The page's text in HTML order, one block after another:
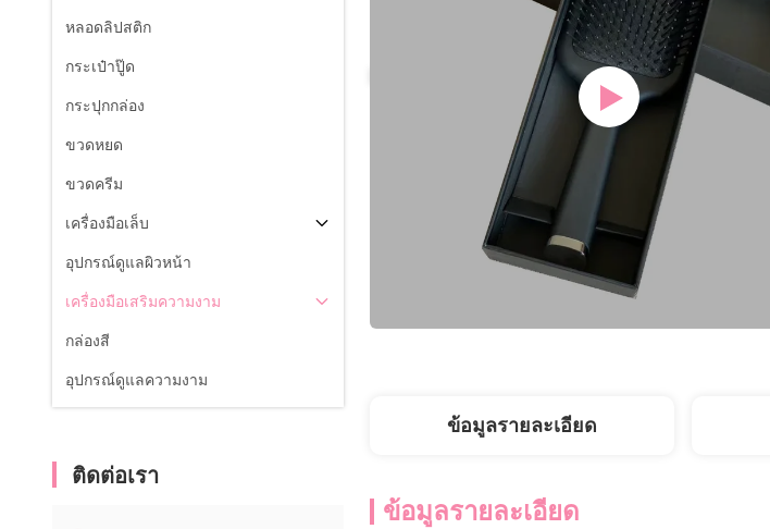
หลอดลิปสติก
กระเป๋าปู๊ด
กระปุกกล่อง
ขวดหยด
ขวดครีม
เครื่องมือเล็บ
อุปกรณ์ดูแลผิวหน้า
เครื่องมือเสริมความงาม
กล่องสี
อุปกรณ์ดูแลความงาม
ติดต่อเรา
ข้อมูลรายละเอียด
ข้อมูลรายละเอียด